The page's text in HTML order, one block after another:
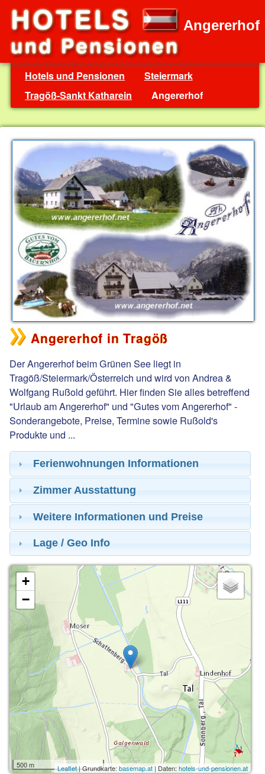
Angererhof
Hotels und Pensionen
Steiermark
Tragöß-Sankt Katharein
Angererhof
Angererhof in Tragöß
Der Angererhof beim Grünen See liegt in
Tragöß/Steiermark/Österreich und wird von Andrea &
Wolfgang Rußold geführt. Hier finden Sie alles betreffend
"Urlaub am Angererhof" und "Gutes vom Angererhof" -
Sonderangebote, Preise, Termine sowie Rußold's
Produkte und ...
Ferienwohnungen Informationen
Zimmer Ausstattung
Weitere Informationen und Preise
Lage / Geo Info
+
−
500 m Leaflet| Grundkarte: basemap.at| Daten: hotels-und-pensionen.at